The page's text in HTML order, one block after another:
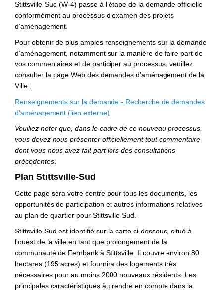
Stittsville-Sud (W-4) passe à l’étape de la demande officielle
conformément au processus d’examen des projets
d’aménagement.
Pour obtenir de plus amples renseignements sur la demande
d’aménagement, notamment sur la manière de faire part de
vos commentaires et de participer au processus, veuillez
consulter la page Web des demandes d’aménagement de la
Ville :
Renseignements sur la demande - Recherche de demandes
d’aménagement (lien externe)
Veuillez noter que, dans le cadre de ce nouveau processus,
vous devez nous présenter officiellement tout commentaire
dont vous nous avez fait part lors des consultations
précédentes
Plan Stittsville-Sud
Cette page sera votre centre pour tous les documents, les
opportunités de participation et autres informations relatives
au plan de quartier pour Stittsville Sud.
Stittsville Sud est identifié sur la carte ci-dessous, situé à
l'ouest de la ville en tant que prolongement de la
communauté de Fernbank à Stittsville. Il couvre environ 80
hectares (195 acres) et fournira des logements très
nécessaires pour au moins 2000 nouveaux résidents. Les
principales caractéristiques à prendre en compte dans la